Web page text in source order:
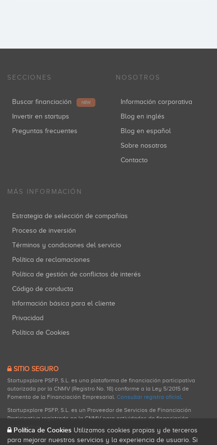
SECCIONES
Buscar financiación NEW
Invertir en startups
Preguntas frecuentes
NOSOTROS
Información corporativa
Blog en inglés
Blog en español
Sobre nosotros
Contacto
MÁS INFORMACIÓN
Estrategia de selección de compañías
Proceso de inversión
Términos y condiciones del servicio
Política de reclamaciones
Política de gestión de conflictos de interés
Código de conducta
Información básica para el cliente
Privacidad
Política de Cookies
SITIO SEGURO
Startupxplore PSFP, S.L. es una plataforma de financiación participativa
autorizada por la CNMV (Registro No. 18) conforme a la Ley 5/2015 de
Fomento de la Financiación Empresarial. Consultar registro oficial.
Startupxplore PSFP, S.L. es un Proveedor de Servicios de Financiación
Participativa registrado en la CNMV para actividades de financiación
participativa.
Política de Cookies Utilizamos cookies propias y de terceros
para mejorar nuestros servicios y la experiencia de usuario. Si